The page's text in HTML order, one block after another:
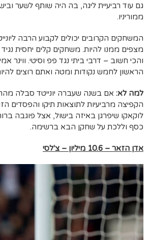
גם עוד רביעיית ליגה, בה היה שותף לשער
ממוריניו.
המשחקים הקרובים יכולים לקבוע הרבה
מצפים ממנו להיות. משחקים קלים יחסית
והכי חשוב – דרבי ביתי נגד פפ וסיטי.
הראשון לחמש נקודות ומטה ואתם רוצים
למה לא: אם בשנה שעברה יונייטד סבלה
הקפיצה מרביעיות לתוצאות תיקו
לוקאקו שיפרגן באיזה בישול, אצל פוגבה
כסף וללכת על שחקן הבא ברשימה.
אדן הזאר – 10.6 מיליון – צ'לסי